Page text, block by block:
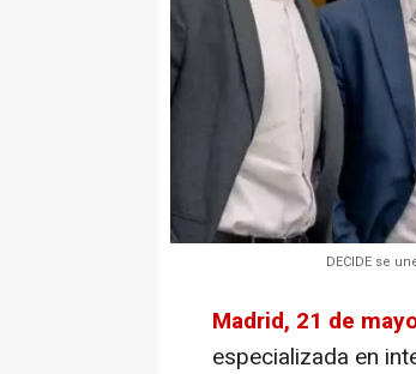
DECIDE se
Madrid, 21 de
especializada en